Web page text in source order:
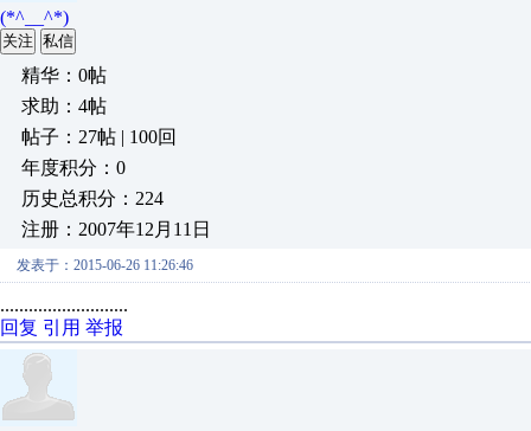
(*^__^*)
关注 私信
精华：0帖
求助：4帖
帖子：27帖 | 100回
年度积分：0
历史总积分：224
注册：2007年12月11日
发表于：2015-06-26 11:26:46
...........................
回复 引用 举报